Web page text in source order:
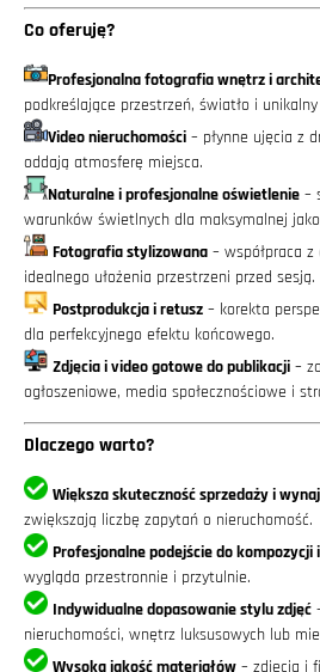
Co oferuję?
Profesjonalna fotografia wnętrz i
podkreślające przestrzeń, światło i
Video nieruchomości – płynne ujęcia z
oddają atmosferę miejsca.
Naturalne i profesjonalne oświetlenie –
warunków świetlnych dla maksymalnej
Fotografia stylizowana – współpraca
idealnego ułożenia przestrzeni przed sesją.
Postprodukcja i retusz – korekta
dla perfekcyjnego efektu końcowego.
Zdjęcia i video gotowe do publikacji –
ogłoszeniowe, media społecznościowe i
Dlaczego warto?
Większa skuteczność sprzedaży i
zwiększają liczbę zapytań o nieruchomość.
Profesjonalne podejście do kompozycji
wygląda przestronnie i przytulnie.
Indywidualne dopasowanie stylu zdjęć
nieruchomości, wnętrz luksusowych lub
Wysoka jakość materiałów – zdjęcia i